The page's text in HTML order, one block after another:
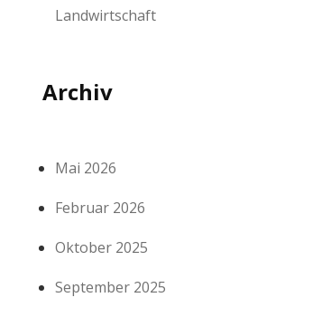
Landwirtschaft
Archiv
Mai 2026
Februar 2026
Oktober 2025
September 2025